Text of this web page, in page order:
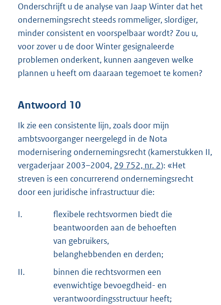
Onderschrijft u de analyse van Jaap Winter dat het
ondernemingsrecht steeds rommeliger, slordiger,
minder consistent en voorspelbaar wordt? Zou u,
voor zover u de door Winter gesignaleerde
problemen onderkent, kunnen aangeven welke
plannen u heeft om daaraan tegemoet te komen?
Antwoord 10
Ik zie een consistente lijn, zoals door mijn
ambtsvoorganger neergelegd in de Nota
modernisering ondernemingsrecht (kamerstukken II,
vergaderjaar 2003–2004, 29 752, nr. 2): «Het
streven is een concurrerend ondernemingsrecht
door een juridische infrastructuur die:
I.
flexibele rechtsvormen biedt die
beantwoorden aan de behoeften
van gebruikers,
belanghebbenden en derden;
II.
binnen die rechtsvormen een
evenwichtige bevoegdheid- en
verantwoordingsstructuur heeft;